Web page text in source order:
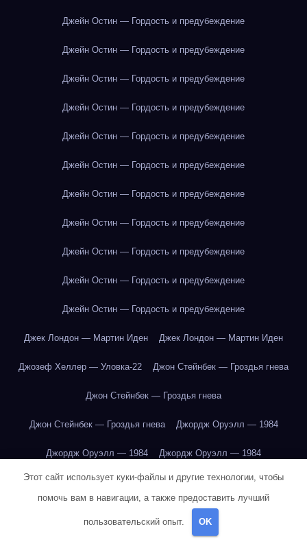
Джейн Остин — Гордость и предубеждение
Джейн Остин — Гордость и предубеждение
Джейн Остин — Гордость и предубеждение
Джейн Остин — Гордость и предубеждение
Джейн Остин — Гордость и предубеждение
Джейн Остин — Гордость и предубеждение
Джейн Остин — Гордость и предубеждение
Джейн Остин — Гордость и предубеждение
Джейн Остин — Гордость и предубеждение
Джейн Остин — Гордость и предубеждение
Джейн Остин — Гордость и предубеждение
Джек Лондон — Мартин Иден Джек Лондон — Мартин Иден
Джозеф Хеллер — Уловка-22 Джон Стейнбек — Гроздья гнева
Джон Стейнбек — Гроздья гнева
Джон Стейнбек — Гроздья гнева Джордж Оруэлл — 1984
Джордж Оруэлл — 1984 Джордж Оруэлл — 1984
Джордж Оруэлл — 1984 Джордж Оруэлл — 1984
Джордж Оруэлл — 1984
Джордж Оруэлл — 1984
Этот сайт использует куки-файлы и другие технологии, чтобы
помочь вам в навигации, а также предоставить лучший
пользовательский опыт. OK